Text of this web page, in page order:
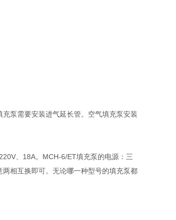
泵需要安装进气延长管。空气填充泵安装
、18A。MCH-6/ET填充泵的电源：三
相互换即可。无论哪一种型号的填充泵都